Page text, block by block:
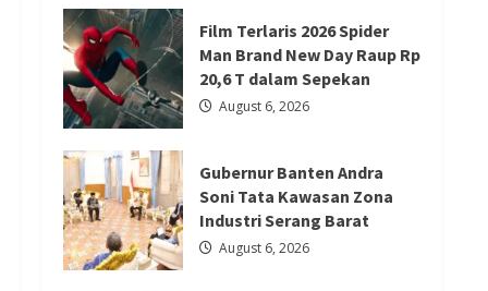
Berita Agama
Berita Nasional
Berita Sosial dan Budaya
Berita Trending
PGPTS Ramaikan Perayaan HUT
Vihara Boen Hay Bio dengan
Menampilkan Palang Pintu
Redaksi 01 August 5, 2026
Penanganan
Kasus
Penganiayaan
yang
Mengakibatkan
Korban
Meninggal
di
Tarogong
Kidul
Film Terlaris 2026 Spider
Man Brand New Day Raup Rp
20,6 T dalam Sepekan
August 6, 2026
Gubernur Banten Andra
Soni Tata Kawasan Zona
Industri Serang Barat
August 6, 2026